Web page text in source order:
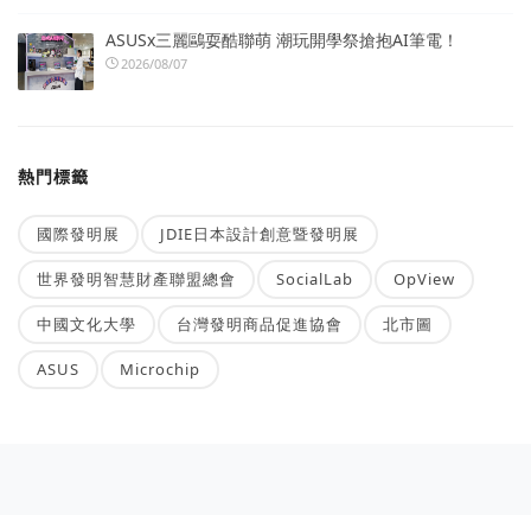
ASUSx三麗鷗耍酷聯萌 潮玩開學祭搶抱AI筆電！
2026/08/07
熱門標籤
國際發明展 JDIE日本設計創意暨發明展
世界發明智慧財產聯盟總會 SocialLab OpView
中國文化大學 台灣發明商品促進協會 北市圖
ASUS Microchip